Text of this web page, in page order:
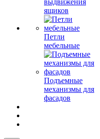
выдвижения
ящиков
Петли
мебельные
Подъемные
механизмы для
фасадов